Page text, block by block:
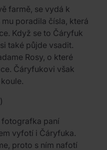
farmě, se vydá k
poradila čísla, která
Když se to Čáryfuk
také půjde vsadit.
Rosy, o které
Čáryfukovi však
fotografka paní
vyfotí i Čáryfuka.
proto s ním nafotí